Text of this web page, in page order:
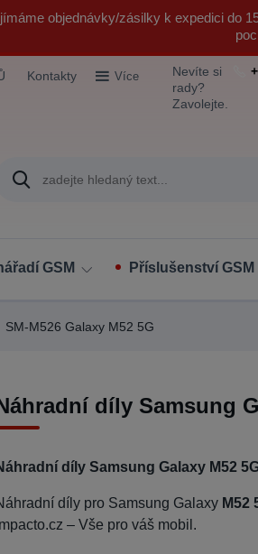
objednávky/zásilky k expedici do
Kontakty Více
Nevíte si
rady?
Zavolejte.
GSM Příslušenství GSM
SM-M526 Galaxy M52 5G
díly Samsung
díly Samsung Galaxy M52
díly pro Samsung Galaxy M52
Impacto.cz – Vše pro váš mobil.